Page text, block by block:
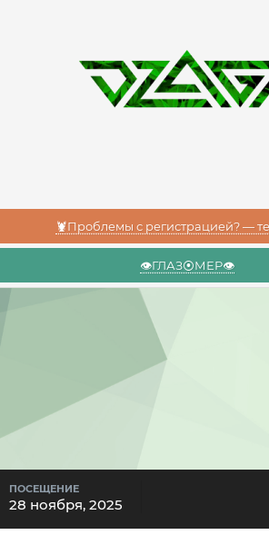
🦞Проблемы с регистрацией? —
👁️ГЛАЗ⦿МЕР👁️
ПОСЕЩЕНИЕ
28 ноября, 2025